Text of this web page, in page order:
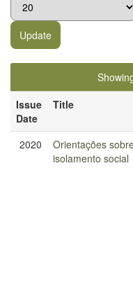
Issue
Date
Title
2020
Orientações
isolamento social